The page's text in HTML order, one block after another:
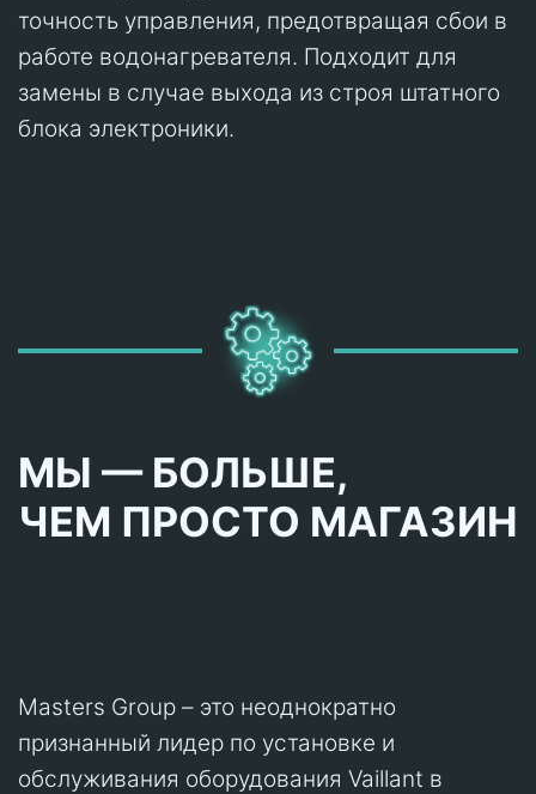
точность управления, предотвращая сбои в
работе водонагревателя. Подходит для
замены в случае выхода из строя штатного
блока электроники.
МЫ — БОЛЬШЕ,
ЧЕМ ПРОСТО МАГАЗИН
Masters Group – это неоднократно
признанный лидер по установке и
обслуживания оборудования Vaillant в